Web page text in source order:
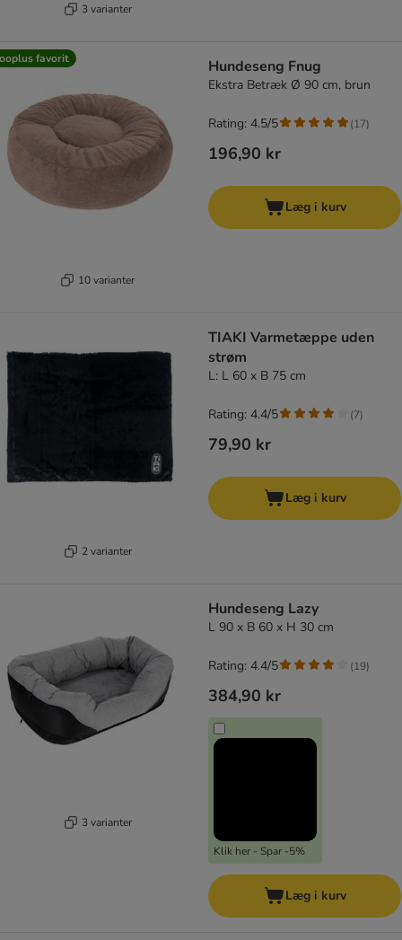
3 varianter
favorit
10 varianter
Hundeseng Fnug
Ekstra Betræk Ø 90 cm, brun
196,90 kr
Rating: 4.5/5 (17)
Læg i kurv
2 varianter
TIAKI Varmetæppe uden
strøm
L: L 60 x B 75 cm
79,90 kr
Rating: 4.4/5 (7)
Læg i kurv
3 varianter
Hundeseng Lazy
L 90 x B 60 x H 30 cm
384,90 kr
Klik her - Spar -5%
Rating: 4.4/5 (19)
Læg i kurv